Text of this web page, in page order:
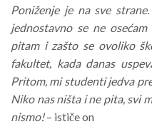
Poniženje je na sve
jednostavno se ne
pitam i zašto se ovoliko
fakultet, kada danas
Pritom, mi studenti jedva
Niko nas ništa i ne pita, svi
nismo!– ističe on